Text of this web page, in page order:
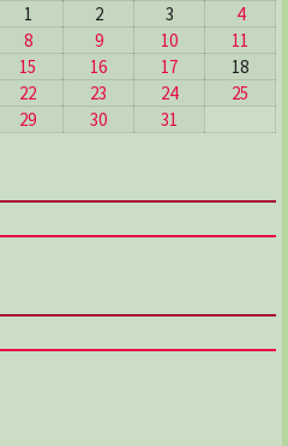
1
2 3
4
8 9 10
11
15 16 17
18
22 23 24
25
29 30 31